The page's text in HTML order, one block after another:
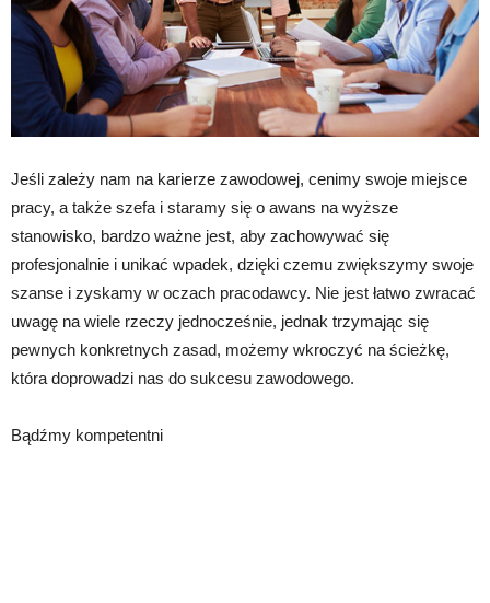
Jeśli zależy nam na karierze zawodowej, cenimy swoje miejsce
pracy, a także szefa i staramy się o awans na wyższe
stanowisko, bardzo ważne jest, aby zachowywać się
profesjonalnie i unikać wpadek, dzięki czemu zwiększymy swoje
szanse i zyskamy w oczach pracodawcy. Nie jest łatwo zwracać
uwagę na wiele rzeczy jednocześnie, jednak trzymając się
pewnych konkretnych zasad, możemy wkroczyć na ścieżkę,
która doprowadzi nas do sukcesu zawodowego.
Bądźmy kompetentni